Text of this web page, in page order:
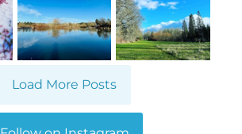
Load More Posts